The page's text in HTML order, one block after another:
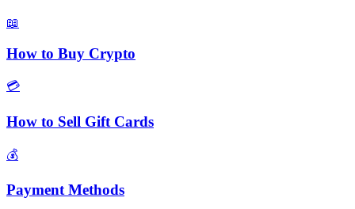
📖
How to Buy Crypto
💳
How to Sell Gift Cards
💰
Payment Methods